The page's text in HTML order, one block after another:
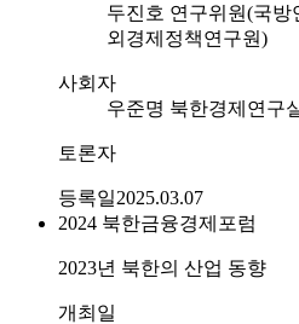
두진호 연구위원(국방
외경제정책연구원)
사회자
우준명 북한경제연구
토론자
등록일2025.03.07
2024 북한금융경제포럼
2023년 북한의 산업 동향
개최일